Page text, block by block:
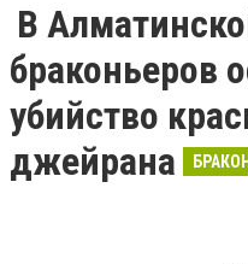
В
браконьеров
убийство
джейрана